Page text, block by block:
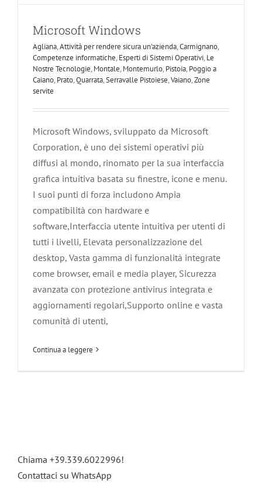
Microsoft Windows
Agliana,Attività per rendere sicura un'azienda,Carmignano,
Competenze informatiche, Esperti di Sistemi Operativi, Le
Nostre Tecnologie, Montale, Montemurlo, Pistoia, Poggio a
Caiano, Prato,Quarrata,Serravalle Pistoiese,Vaiano,Zone
servite
Microsoft Windows, sviluppato da Microsoft
Corporation, è uno dei sistemi operativi più
diffusi al mondo, rinomato per la sua interfaccia
grafica intuitiva basata su finestre, icone e menu.
I suoi punti di forza includono Ampia
compatibilità con hardware e
software,Interfaccia utente intuitiva per utenti di
tutti i livelli, Elevata personalizzazione del
desktop, Vasta gamma di funzionalità integrate
come browser, email e media player, Sicurezza
avanzata con protezione antivirus integrata e
aggiornamenti regolari,Supporto online e vasta
comunità di utenti,
Continua a leggere
Chiama +39.339.6022996!
Contattaci su WhatsApp